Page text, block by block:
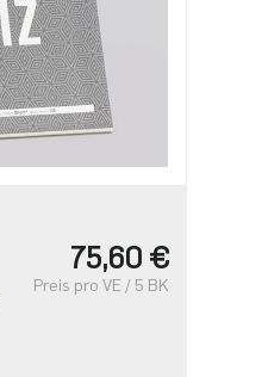
75,60 €
Preis pro VE / 5 BK